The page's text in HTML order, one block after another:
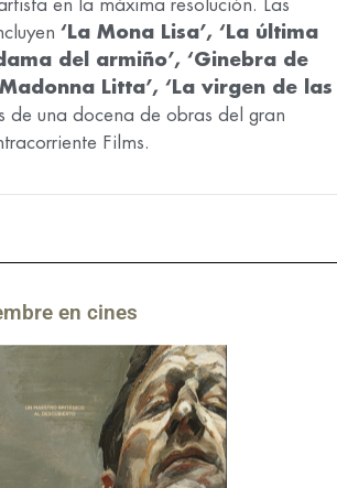
en la máxima resolución. Las
‘La Mona Lisa’, ‘La última
del armiño’, ‘Ginebra de
Madonna Litta’, ‘La virgen de las
de una docena de obras del gran
Films.
en cines